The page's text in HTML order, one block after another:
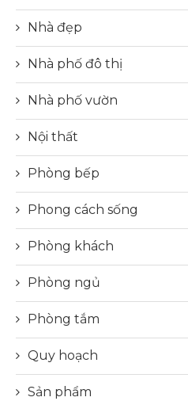
Nhà đẹp
Nhà phố đô thị
Nhà phố vườn
Nội thất
Phòng bếp
Phong cách sống
Phòng khách
Phòng ngủ
Phòng tắm
Quy hoạch
Sản phẩm